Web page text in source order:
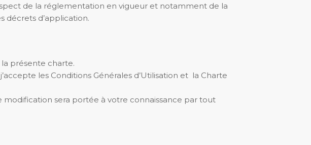
de la réglementation en vigueur et notamment de la
décrets d’application.
la présente charte.
les Conditions Générales d’Utilisation et la Charte
sera portée à votre connaissance par tout